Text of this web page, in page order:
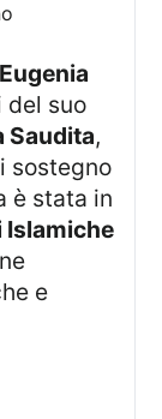
del suo
Saudita,
sostegno
è stata in
Islamiche
e